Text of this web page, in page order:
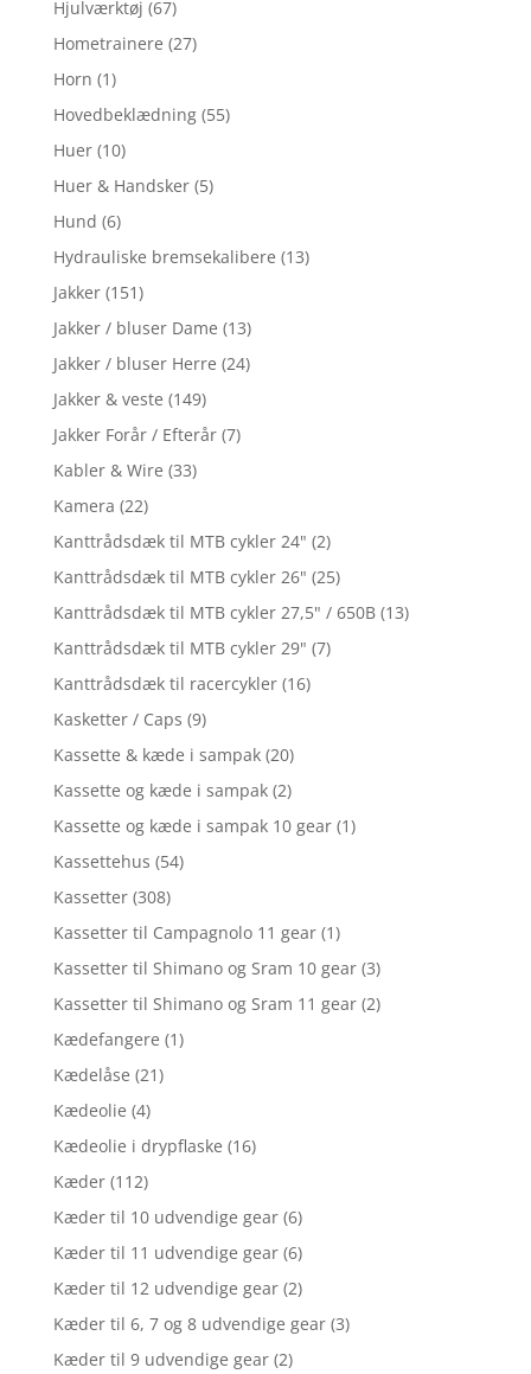
Hjulværktøj (67)
Hometrainere (27)
Horn (1)
Hovedbeklædning (55)
Huer (10)
Huer & Handsker (5)
Hund (6)
Hydrauliske bremsekalibere (13)
Jakker (151)
Jakker / bluser Dame (13)
Jakker / bluser Herre (24)
Jakker & veste (149)
Jakker Forår / Efterår (7)
Kabler & Wire (33)
Kamera (22)
Kanttrådsdæk til MTB cykler 24" (2)
Kanttrådsdæk til MTB cykler 26" (25)
Kanttrådsdæk til MTB cykler 27,5" / 650B (13)
Kanttrådsdæk til MTB cykler 29" (7)
Kanttrådsdæk til racercykler (16)
Kasketter / Caps (9)
Kassette & kæde i sampak (20)
Kassette og kæde i sampak (2)
Kassette og kæde i sampak 10 gear (1)
Kassettehus (54)
Kassetter (308)
Kassetter til Campagnolo 11 gear (1)
Kassetter til Shimano og Sram 10 gear (3)
Kassetter til Shimano og Sram 11 gear (2)
Kædefangere (1)
Kædelåse (21)
Kædeolie (4)
Kædeolie i drypflaske (16)
Kæder (112)
Kæder til 10 udvendige gear (6)
Kæder til 11 udvendige gear (6)
Kæder til 12 udvendige gear (2)
Kæder til 6, 7 og 8 udvendige gear (3)
Kæder til 9 udvendige gear (2)